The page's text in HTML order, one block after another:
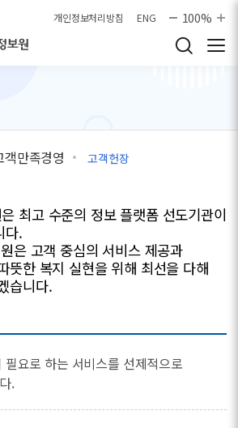
개인정보처리방침 ENG 100%
객만족경영 고객헌장
최고 수준의 정보 플랫폼 선도기관이
다.
은 고객 중심의 서비스 제공과
뜻한 복지 실현을 위해 최선을 다해
습니다.
필요로 하는 서비스를 선제적으로
.